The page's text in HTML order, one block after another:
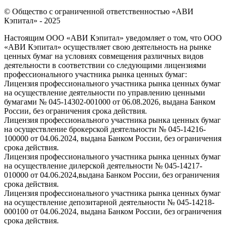
© Общество с ограниченной ответственностью «АВИ
Кэпитал» - 2025
Настоящим ООО «АВИ Кэпитал» уведомляет о том, что ООО
«АВИ Кэпитал» осуществляет свою деятельность на рынке
ценных бумаг на условиях совмещения различных видов
деятельности в соответствии со следующими лицензиями
профессионального участника рынка ценных бумаг:
Лицензия профессионального участника рынка ценных бумаг
на осуществление деятельности по управлению ценными
бумагами № 045-14302-001000 от 06.08.2026, выдана Банком
России, без ограничения срока действия.
Лицензия профессионального участника рынка ценных бумаг
на осуществление брокерской деятельности № 045-14216-
100000 от 04.06.2024, выдана Банком России, без ограничения
срока действия.
Лицензия профессионального участника рынка ценных бумаг
на осуществление дилерской деятельности № 045-14217-
010000 от 04.06.2024,выдана Банком России, без ограничения
срока действия.
Лицензия профессионального участника рынка ценных бумаг
на осуществление депозитарной деятельности № 045-14218-
000100 от 04.06.2024, выдана Банком России, без ограничения
срока действия.